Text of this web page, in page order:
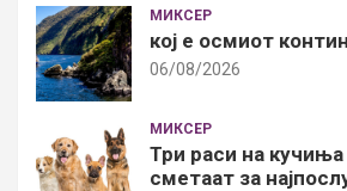
МИКСЕР
кој е осмиот
06/08/2026
МИКСЕР
Три раси на кучиња
сметаат за